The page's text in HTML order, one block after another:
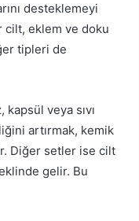
desteklemeyi
cilt, eklem ve doku
tipleri de
veya sıvı
artırmak, kemik
Diğer setler ise cilt
gelir. Bu